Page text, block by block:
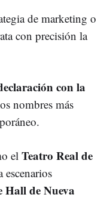
de marketing o
con precisión la
con la
nombres más
el Teatro Real de
escenarios
Hall de Nueva